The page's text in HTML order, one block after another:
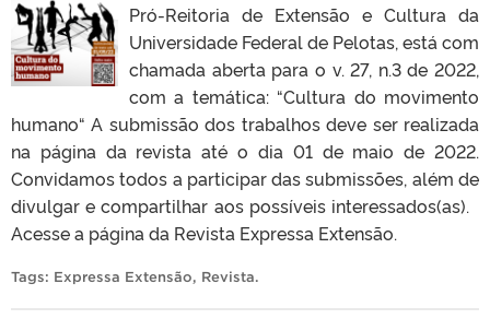
Pró-Reitoria de Extensão e Cultura da
Universidade Federal de Pelotas, está com
chamada aberta para o v. 27, n.3 de 2022,
com a temática: “Cultura do movimento
humano“ A submissão dos trabalhos deve ser realizada
na página da revista até o dia 01 de maio de 2022.
Convidamos todos a participar das submissões, além de
divulgar e compartilhar aos possíveis interessados(as).
Acesse a página da Revista Expressa Extensão.
Tags: Expressa Extensão, Revista.